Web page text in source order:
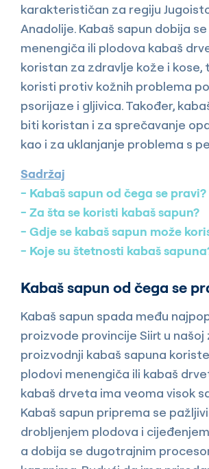
karakterističan za regiju
Anadolije. Kabaš sapun dobija
menengiča ili plodova kabaš
koristan za zdravlje kože i kose,
koristi protiv kožnih problema
psorijaze i gljivica. Također,
biti koristan i za sprečavanje
kao i za uklanjanje problema s
Sadržaj
Kabaš sapun od čega se pravi?
Za šta se koristi kabaš sapun?
Gdje se kabaš sapun može
Koje su štetnosti kabaš
Kabaš sapun od čega se
Kabaš sapun spada među
proizvode provincije Siirt u našoj
proizvodnji kabaš sapuna
plodovi menengiča ili kabaš
kabaš drveta ima veoma visok
Kabaš sapun priprema se
drobljenjem plodova i
a dobija se dugotrajnim